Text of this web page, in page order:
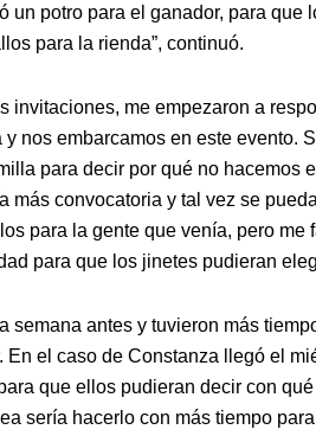
un potro para el ganador, para que
para la rienda”, continuó.
invitaciones, me empezaron a
nos embarcamos en este evento.
para decir por qué no hacemos
más convocatoria y tal vez se
para la gente que venía, pero me
para que los jinetes pudieran
semana antes y tuvieron más
el caso de Constanza llegó el
que ellos pudieran decir con
sería hacerlo con más tiempo